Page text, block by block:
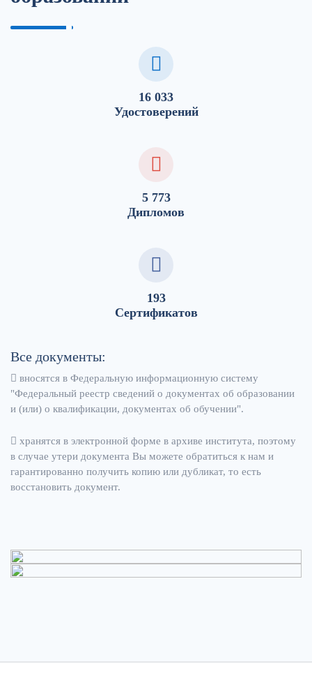
16 033
Удостоверений
5 773
Дипломов
193
Сертификатов
Все документы:
вносятся в Федеральную информационную систему
"Федеральный реестр сведений о документах об образовании
и (или) о квалификации, документах об обучении".
хранятся в электронной форме в архиве института, поэтому
в случае утери документа Вы можете обратиться к нам и
гарантированно получить копию или дубликат, то есть
восстановить документ.